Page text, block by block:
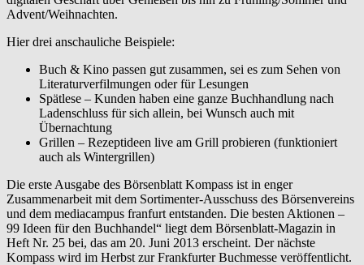
Advent/Weihnachten.
Hier drei anschauliche Beispiele:
Buch & Kino passen gut zusammen, sei es zum Sehen von
Literaturverfilmungen oder für Lesungen
Spätlese – Kunden haben eine ganze Buchhandlung nach
Ladenschluss für sich allein, bei Wunsch auch mit
Übernachtung
Grillen – Rezeptideen live am Grill probieren (funktioniert
auch als Wintergrillen)
Die erste Ausgabe des Börsenblatt Kompass ist in enger
Zusammenarbeit mit dem Sortimenter-Ausschuss des Börsenvereins
und dem mediacampus franfurt entstanden. Die besten Aktionen –
99 Ideen für den Buchhandel“ liegt dem Börsenblatt-Magazin in
Heft Nr. 25 bei, das am 20. Juni 2013 erscheint. Der nächste
Kompass wird im Herbst zur Frankfurter Buchmesse veröffentlicht.